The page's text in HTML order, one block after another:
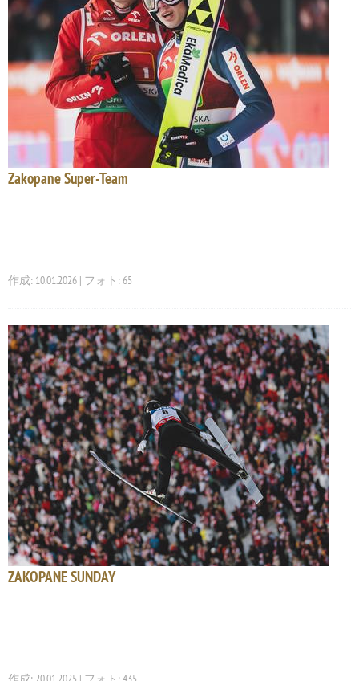
Zakopane Super-Team
作成: 10.01.2026 | フォト: 65
ZAKOPANE SUNDAY